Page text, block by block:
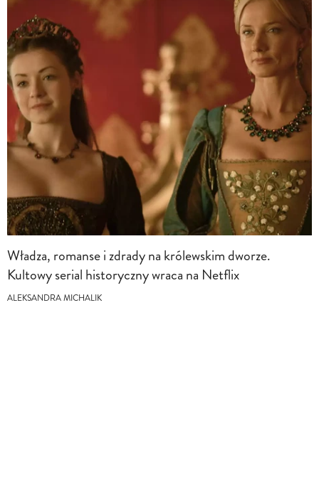
Władza, romanse i zdrady na królewskim dworze.
Kultowy serial historyczny wraca na Netflix
ALEKSANDRA MICHALIK